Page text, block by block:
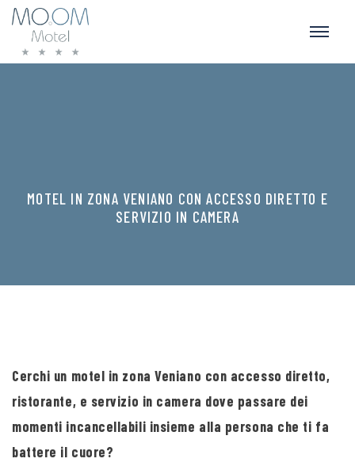
MOTEL IN ZONA VENIANO CON ACCESSO DIRETTO E
SERVIZIO IN CAMERA
Cerchi un motel in zona Veniano con accesso diretto,
ristorante, e servizio in camera dove passare dei
momenti incancellabili insieme alla persona che ti fa
battere il cuore?